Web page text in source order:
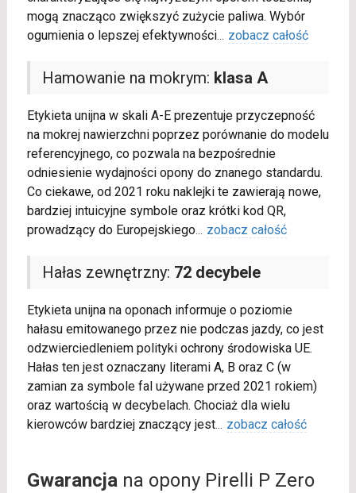
mogą znacząco zwiększyć zużycie paliwa. Wybór
ogumienia o lepszej efektywności... zobacz całość
Hamowanie na mokrym: klasa A
Etykieta unijna w skali A-E prezentuje przyczepność
na mokrej nawierzchni poprzez porównanie do modelu
referencyjnego, co pozwala na bezpośrednie
odniesienie wydajności opony do znanego standardu.
Co ciekawe, od 2021 roku naklejki te zawierają nowe,
bardziej intuicyjne symbole oraz krótki kod QR,
prowadzący do Europejskiego... zobacz całość
Hałas zewnętrzny: 72 decybele
Etykieta unijna na oponach informuje o poziomie
hałasu emitowanego przez nie podczas jazdy, co jest
odzwierciedleniem polityki ochrony środowiska UE.
Hałas ten jest oznaczany literami A, B oraz C (w
zamian za symbole fal używane przed 2021 rokiem)
oraz wartością w decybelach. Chociaż dla wielu
kierowców bardziej znaczący jest... zobacz całość
Gwarancjana opony Pirelli P Zero